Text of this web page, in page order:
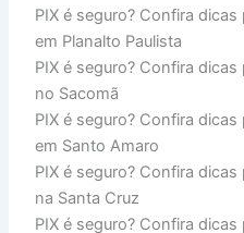
PIX é seguro? Confira
em Planalto Paulista
PIX é seguro? Confira
no Sacomã
PIX é seguro? Confira
em Santo Amaro
PIX é seguro? Confira
na Santa Cruz
PIX é seguro? Confira